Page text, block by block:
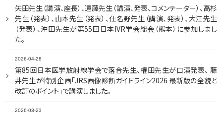
矢田先生（講演、座長）、遠藤先生（講演、発表、コメンテーター）、高杉
先生（発表）、山本先生（発表）、仕名野先生（講演、発表）、大江先生
（発表）、沖田先生が第55回日本IVR学会総会（熊本）に参加しまし
た。
2026-04-28
第85回日本医学放射線学会で落合先生、權田先生が口演発表、 藤
井先生が特別企画「JRS画像診断ガイドライン2026 最新版の全貌と
改訂のポイント」で講演しました。
2026-03-23